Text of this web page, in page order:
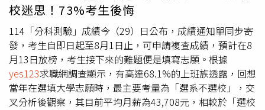
（44.2%）。不過挑戰也不少，上班族最擔心的問題包括過
勞傷身（73.3%）、收入不穩（64.1%）、技能淺嘗輒止
（59.2%）、生活與工作界線模糊（50.2%），以及時間不
足（49.1%）。yes123求職網發言人楊宗斌指出，若勞工長
期陷入「月底吃土」的困境，不僅生活品質受影響，過度節
儉也可能壓抑內需，形成惡性循環。他提醒，除了開源與節
流，勞工更應持續進修、跨領域學習，提升專業度與不可取
校迷思！73%考生後悔
114「分科測驗」成績今（29）日公布，成績通知單同步寄
發，考生自即日起至8月1日止，可申請複查成績，預計在8
月13日放榜，考生接下來的難題便是填寫志願。根據
yes123求職網調查顯示，有高達68.1%的上班族透露，回想
當年在選填大學志願時，最主要考量為「選系不選校」，交
叉分析後觀察，其目前平均月薪為43,708元，相較於「選校